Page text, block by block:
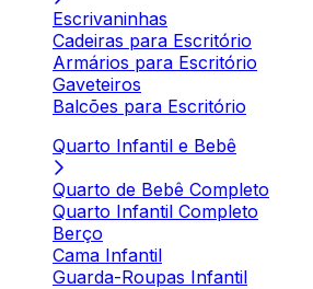
Escrivaninhas
Cadeiras para Escritório
Armários para Escritório
Gaveteiros
Balcões para Escritório
Quarto Infantil e Bebê
Quarto de Bebê Completo
Quarto Infantil Completo
Berço
Cama Infantil
Guarda-Roupas Infantil